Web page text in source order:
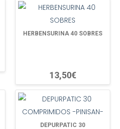
HERBENSURINA 40 SOBRES
13,50€
DEPURPATIC 30